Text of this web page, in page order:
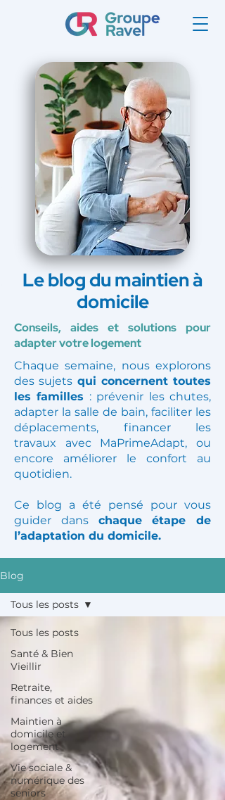
Le blog du maintien à
domicile
Conseils, aides et solutions pour
adapter votre logement
Chaque semaine, nous explorons
des sujets qui concernent toutes
les familles : prévenir les chutes,
adapter la salle de bain, faciliter les
déplacements, financer les
travaux avec MaPrimeAdapt, ou
encore améliorer le confort au
quotidien.
Ce blog a été pensé pour vous
guider dans chaque étape de
l’adaptation du domicile.
Blog
Tous les posts
Santé & Bien
Vieillir
Retraite,
finances et aides
Maintien à
domicile et
logement
Vie sociale &
numérique des
seniors
Tous les posts